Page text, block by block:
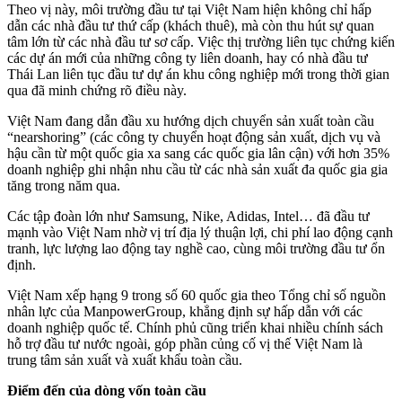
Theo vị này, môi trường đầu tư tại Việt Nam hiện không chỉ hấp
dẫn các nhà đầu tư thứ cấp (khách thuê), mà còn thu hút sự quan
tâm lớn từ các nhà đầu tư sơ cấp. Việc thị trường liên tục chứng kiến
các dự án mới của những công ty liên doanh, hay có nhà đầu tư
Thái Lan liên tục đầu tư dự án khu công nghiệp mới trong thời gian
qua đã minh chứng rõ điều này.
Việt Nam đang dẫn đầu xu hướng dịch chuyển sản xuất toàn cầu
“nearshoring” (các công ty chuyển hoạt động sản xuất, dịch vụ và
hậu cần từ một quốc gia xa sang các quốc gia lân cận) với hơn 35%
doanh nghiệp ghi nhận nhu cầu từ các nhà sản xuất đa quốc gia gia
tăng trong năm qua.
Các tập đoàn lớn như Samsung, Nike, Adidas, Intel… đã đầu tư
mạnh vào Việt Nam nhờ vị trí địa lý thuận lợi, chi phí lao động cạnh
tranh, lực lượng lao động tay nghề cao, cùng môi trường đầu tư ổn
định.
Việt Nam xếp hạng 9 trong số 60 quốc gia theo Tổng chỉ số nguồn
nhân lực của ManpowerGroup, khẳng định sự hấp dẫn với các
doanh nghiệp quốc tế. Chính phủ cũng triển khai nhiều chính sách
hỗ trợ đầu tư nước ngoài, góp phần củng cố vị thế Việt Nam là
trung tâm sản xuất và xuất khẩu toàn cầu.
Điểm đến của dòng vốn toàn cầu